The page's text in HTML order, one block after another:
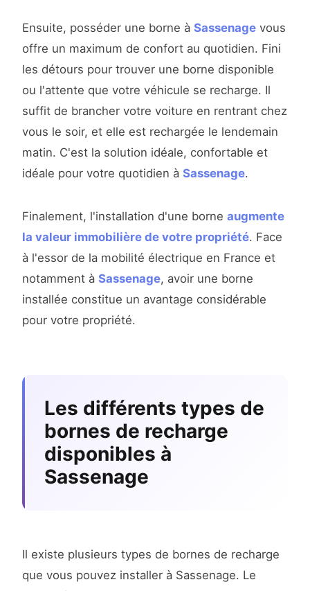
Ensuite, posséder une borne à Sassenage vous
offre un maximum de confort au quotidien. Fini
les détours pour trouver une borne disponible
ou l'attente que votre véhicule se recharge. Il
suffit de brancher votre voiture en rentrant chez
vous le soir, et elle est rechargée le lendemain
matin. C'est la solution idéale, confortable et
idéale pour votre quotidien à Sassenage.
Finalement, l'installation d'une borne augmente
la valeur immobilière de votre propriété. Face
à l'essor de la mobilité électrique en France et
notamment à Sassenage, avoir une borne
installée constitue un avantage considérable
pour votre propriété.
Les différents types de
bornes de recharge
disponibles à
Sassenage
Il existe plusieurs types de bornes de recharge
que vous pouvez installer à Sassenage. Le